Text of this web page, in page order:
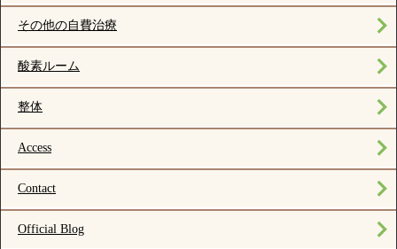
その他の自費治療
酸素ルーム
整体
Access
Contact
Official Blog